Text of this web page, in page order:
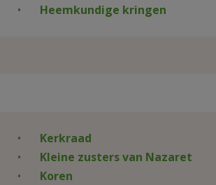
Heemkundige kringen
Kerkraad
Kleine zusters van Nazaret
Koren